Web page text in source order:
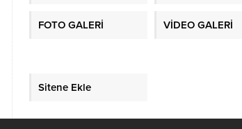
FOTO GALERİ VİDEO GALERİ
Sitene Ekle